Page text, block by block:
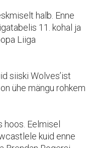
halb. Enne
11. kohal ja
Liiga
siiski Wolves’ist
ühe mängu rohkem
hoos. Eelmisel
kuid enne